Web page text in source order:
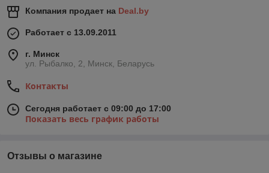
Компания продает на Deal.by
Работает с 13.09.2011
г. Минск
ул. Рыбалко, 2, Минск, Беларусь
Контакты
Сегодня работает с 09:00 до 17:00
Показать весь график работы
Отзывы о магазине